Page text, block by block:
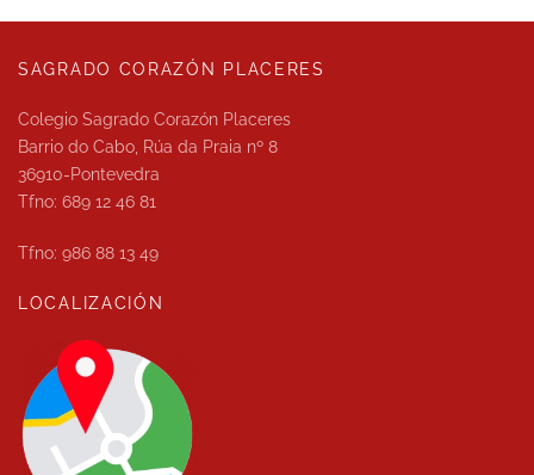
SAGRADO CORAZÓN PLACERES
Colegio Sagrado Corazón Placeres
Barrio do Cabo, Rúa da Praia nº 8
36910-Pontevedra
Tfno: 689 12 46 81
Tfno: 986 88 13 49
LOCALIZACIÓN